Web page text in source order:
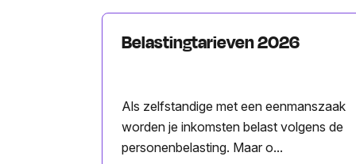
Belastingtarieven 2026
Als zelfstandige met een eenmanszaak
worden je inkomsten belast volgens de
personenbelasting. Maar o...